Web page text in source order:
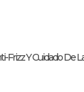
Frizz Y Cuidado De